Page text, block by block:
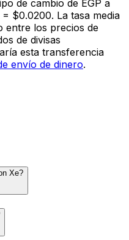
de cambio de EGP a
$0.0200. La tasa media
entre los precios de
de divisas
esta transferencia
envío de dinero.
Xe?